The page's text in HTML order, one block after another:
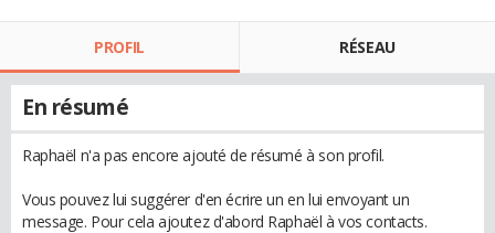
PROFIL RÉSEAU
En résumé
Raphaël n'a pas encore ajouté de résumé à son profil.
Vous pouvez lui suggérer d'en écrire un en lui envoyant un
message. Pour cela ajoutez d'abord Raphaël à vos contacts.